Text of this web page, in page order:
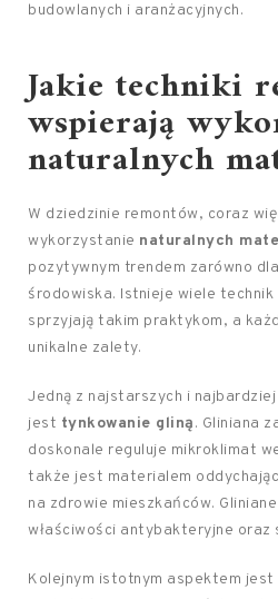
budowlanych i aranżacyjnych.
Jakie techniki
wspierają
naturalnych
W dziedzinie remontów, coraz
wykorzystanie naturalnych
pozytywnym trendem zarówno
środowiska. Istnieje wiele
sprzyjają takim praktykom, a
unikalne zalety.
Jedną z najstarszych i
jest tynkowanie gliną. Gliniana
doskonale reguluje mikroklimat
także jest materialem
na zdrowie mieszkańców.
właściwości antybakteryjne oraz
Kolejnym istotnym aspektem